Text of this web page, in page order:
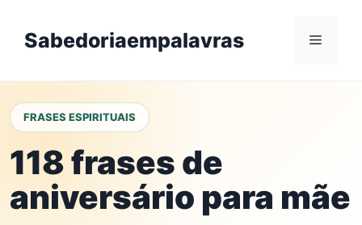
contentSabedoriaempalavras Menu
FRASES ESPIRITUAIS
118 frases de
aniversário para mãe